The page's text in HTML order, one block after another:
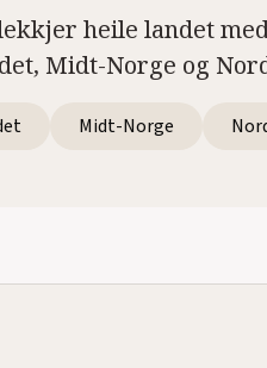
heile landet
Midt-Norge og
Midt-Norge